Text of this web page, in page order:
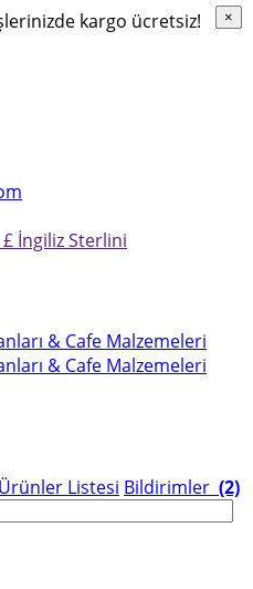
kargo ücretsiz!
£ İngiliz Sterlini
Listesi Bildirimler (2)
×
×